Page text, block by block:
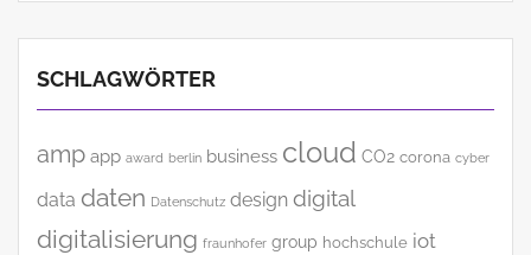
SCHLAGWÖRTER
amp app award berlin business cloud CO2 corona cyber
data daten Datenschutz design digital
digitalisierung fraunhofer group hochschule iot